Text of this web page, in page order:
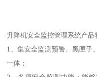
升降机安全监控管理系统产品
1、集安全监测预警、黑匣子
一体；